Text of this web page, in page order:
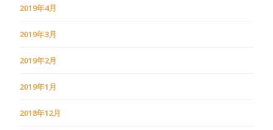
2019年4月
2019年3月
2019年2月
2019年1月
2018年12月